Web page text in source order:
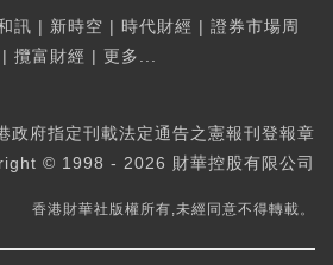
訊 | 新時空 | 時代財經 | 證券市場周
| 攬富財經 | 更多...
政府指定刊載法定通告之憲報刊登報章
© 1998 - 2026 財華控股有限公司
香港財華社版權所有,未經同意不得轉載。